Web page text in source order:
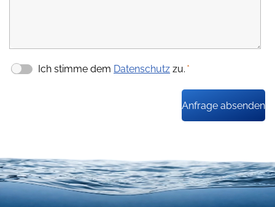
Ich stimme dem Datenschutz zu. *
Anfrage absenden